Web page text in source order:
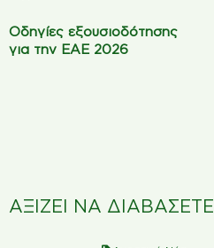
Οδηγίες εξουσιοδότησης
για την ΕΑΕ 2026
ΑΞΙΖΕΙ ΝΑ ΔΙΑΒΑΣΕΤΕ